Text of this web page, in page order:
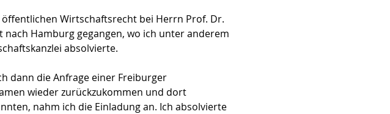
Wirtschaftsrecht bei Herrn Prof. Dr.
Hamburg gegangen, wo ich unter anderem
absolvierte.
dann die Anfrage einer Freiburger
wieder zurückzukommen und dort
nahm ich die Einladung an. Ich absolvierte